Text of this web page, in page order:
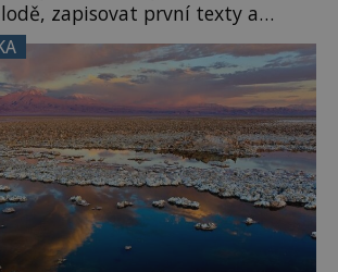
zapisovat první texty a
Tato skromná, ale
provází člověka už tisíce let.
rákos jen jako obyčejnou kulisu
Stačí se však podívat […]